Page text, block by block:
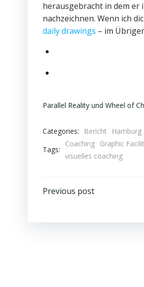
herausgebracht in dem er
nachzeichnen. Wenn ich
daily drawings – im
Parallel Reality und Wheel of
Categories: Bericht Hamburg
Tags:
Coaching Graphic
visuelles coaching
Previous post